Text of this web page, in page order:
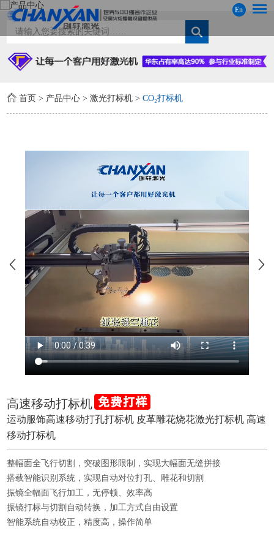
En
首页 > 产品中心 >激光打标机 >CO₂打标机
高速移动打标机
运动服饰高速移动打孔打标机 皮革雕花烧花激光打标机 高速
移动打标机
整幅面全飞行切割，突破图形限制，实现大幅面无缝拼接
搭载智能识别系统，实现自动对位打孔、雕花和切割
振镜全幅面飞行加工，无停顿、效率高
振镜打标与切割自动转换，加工方式自由设置
智能系统自动校正，精度高，操作简单